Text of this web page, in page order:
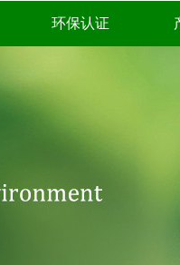
环保认证